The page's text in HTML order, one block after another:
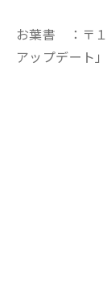
お葉書 ：〒
アップデート」